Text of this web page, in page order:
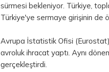
sürmesi bekleniyor. Türkiye,
Türkiye'ye sermaye girişinin de
Avrupa İstatistik Ofisi
avroluk ihracat yaptı. Aynı
gerçekleştirdi.